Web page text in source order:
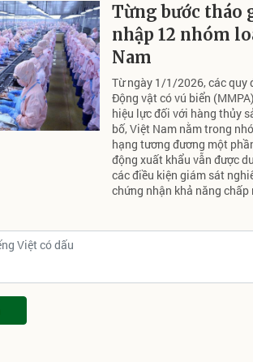
Từng bước tháo
nhập 12 nhóm
Nam
Từ ngày 1/1/2026, các quy
Động vật có vú biển
hiệu lực đối với hàng thủy
bố, Việt Nam nằm trong
hạng tương đương một
động xuất khẩu vẫn được
các điều kiện giám sát
chứng nhận khả năng chấp